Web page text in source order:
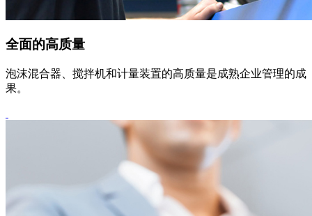
全面的高质量
泡沫混合器、搅拌机和计量装置的高质量是成熟企业管理的成
果。